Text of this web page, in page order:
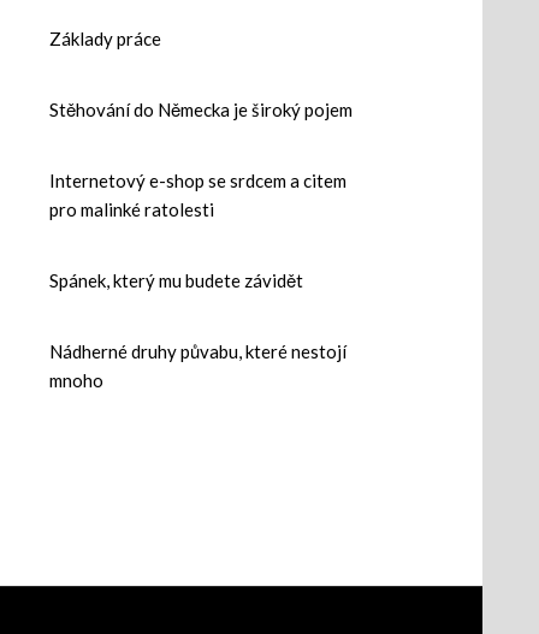
Základy práce
Stěhování do Německa je široký pojem
Internetový e-shop se srdcem a citem
pro malinké ratolesti
Spánek, který mu budete závidět
Nádherné druhy půvabu, které nestojí
mnoho